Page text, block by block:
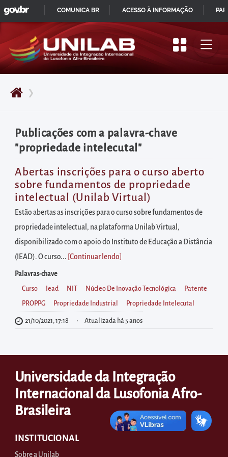
Pular
para
início
do
principal
Acessar
diretamente
o
menu
principal
Acessar
diretamente
à
área
para
realizar
buscas
internas
Acessar
informações
postas
no
❯
Publicações com a palavra-chave
"propriedade intelecutal"
Abertas inscrições para o curso aberto
sobre fundamentos de propriedade
intelectual (Unilab Virtual)
Estão abertas as inscrições para o curso sobre fundamentos de
propriedade intelectual, na plataforma Unilab Virtual,
disponibilizado com o apoio do Instituto de Educação a Distância
(IEAD). O curso... [Continuar lendo
Palavras-chave
Curso Iead NIT Núcleo De Inovação Tecnológica Patente
PROPPG Propriedade Industrial Propriedade Intelecutal
21/10/2021, 17:18 Atualizada há 5 anos
Universidade da Integração
Internacional da Lusofonia Afro-
Brasileira
INSTITUCIONAL
Sobre a Unilab
IR
PARA
CONTEÚDO
GOVBR
COMUNICA BR ACESSO À INFORMAÇÃO